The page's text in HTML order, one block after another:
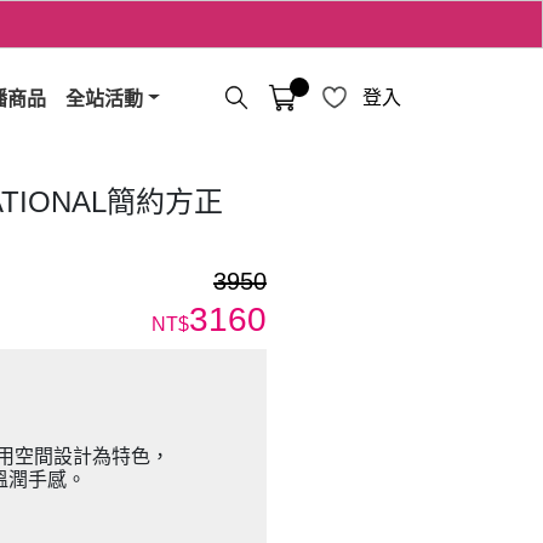
商品 全站活動 登入
簡約方正
3950
NT$3160
空間設計為特色，
手感。